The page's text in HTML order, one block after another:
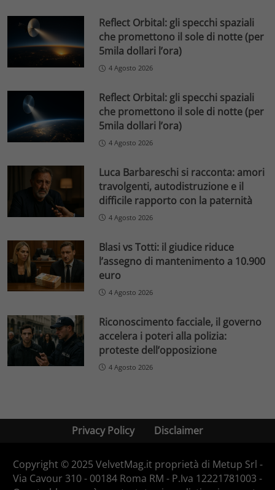
Reflect Orbital: gli specchi spaziali
che promettono il sole di notte (per
5mila dollari l’ora)
4 Agosto 2026
Reflect Orbital: gli specchi spaziali
che promettono il sole di notte (per
5mila dollari l’ora)
4 Agosto 2026
Luca Barbareschi si racconta: amori
travolgenti, autodistruzione e il
difficile rapporto con la paternità
4 Agosto 2026
Blasi vs Totti: il giudice riduce
l’assegno di mantenimento a 10.900
euro
4 Agosto 2026
Riconoscimento facciale, il governo
accelera i poteri alla polizia:
proteste dell’opposizione
4 Agosto 2026
Privacy Policy Disclaimer
Copyright © 2025 VelvetMag.it proprietà di Metup Srl -
Via Cavour 310 - 00184 Roma RM - P.Iva 12221781003 -